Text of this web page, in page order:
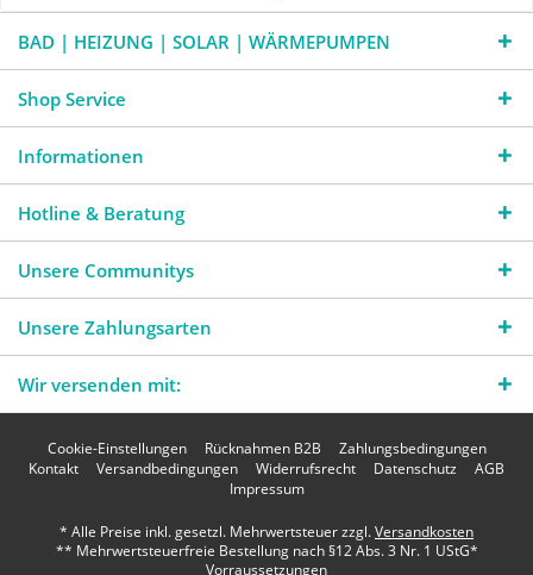
BAD | HEIZUNG | SOLAR | WÄRMEPUMPEN
Shop Service
Informationen
Hotline & Beratung
Unsere Communitys
Unsere Zahlungsarten
Wir versenden mit:
Cookie-Einstellungen Rücknahmen B2B
Zahlungsbedingungen
Kontakt
Versandbedingungen Widerrufsrecht Datenschutz
AGB
Impressum
* Alle Preise inkl. gesetzl. Mehrwertsteuer zzgl.Versandkosten
** Mehrwertsteuerfreie Bestellung nach §12 Abs. 3 Nr. 1 UStG*
Vorraussetzungen